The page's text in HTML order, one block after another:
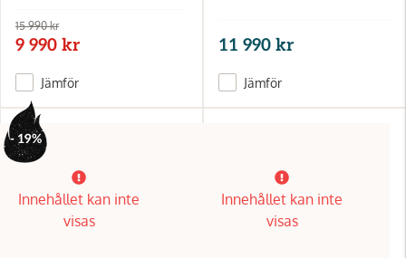
15 990 kr
9 990 kr
Jämför
11 990 kr
Jämför
- 19%
Innehållet kan inte
visas
Innehållet kan inte
visas